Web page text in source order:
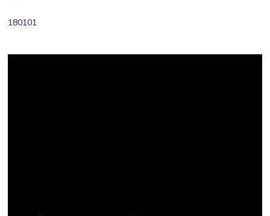
180101